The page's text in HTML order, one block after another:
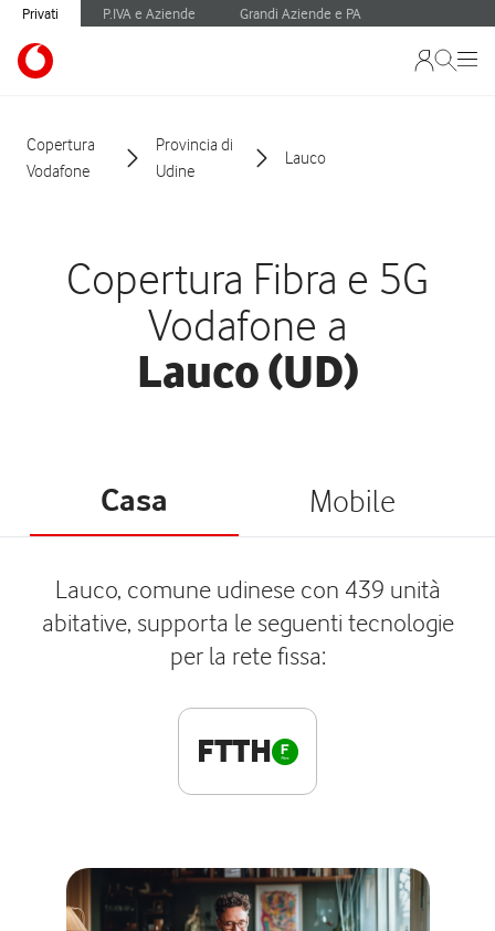
Privati P.IVA e Aziende Grandi Aziende e PA
Copertura
Vodafone
Provincia di
Udine
Lauco
Copertura Fibra e 5G
Vodafone a
Lauco (UD)
Casa Mobile
Lauco, comune udinese con 439 unità
abitative, supporta le seguenti tecnologie
per la rete fissa:
FTTH